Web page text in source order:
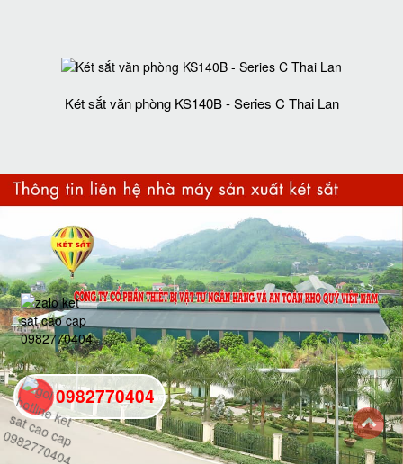
Két sắt văn phòng KS140B - Series C Thai Lan
0982770404
back